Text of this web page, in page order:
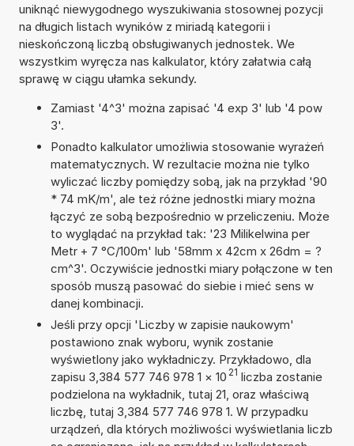
uniknąć niewygodnego wyszukiwania stosownej pozycji
na długich listach wyników z miriadą kategorii i
nieskończoną liczbą obsługiwanych jednostek. We
wszystkim wyręcza nas kalkulator, który załatwia całą
sprawę w ciągu ułamka sekundy.
Zamiast '4^3' można zapisać '4 exp 3' lub '4 pow
3'.
Ponadto kalkulator umożliwia stosowanie wyrażeń
matematycznych. W rezultacie można nie tylko
wyliczać liczby pomiędzy sobą, jak na przykład '90
* 74 mK/m', ale też różne jednostki miary można
łączyć ze sobą bezpośrednio w przeliczeniu. Może
to wyglądać na przykład tak: '23 Milikelwina per
Metr + 7 °C/100m' lub '58mm x 42cm x 26dm = ?
cm^3'. Oczywiście jednostki miary połączone w ten
sposób muszą pasować do siebie i mieć sens w
danej kombinacji.
Jeśli przy opcji 'Liczby w zapisie naukowym'
postawiono znak wyboru, wynik zostanie
wyświetlony jako wykładniczy. Przykładowo, dla
zapisu 3,384 577 746 978 1 × 10 21 liczba zostanie
podzielona na wykładnik, tutaj 21, oraz właściwą
liczbę, tutaj 3,384 577 746 978 1. W przypadku
urządzeń, dla których możliwości wyświetlania liczb